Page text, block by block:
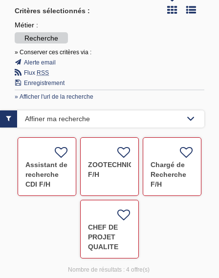
Critères sélectionnés :
Métier :
Recherche
» Conserver ces critères via :
Alerte email
Flux RSS
Enregistrement
» Afficher l'url de la recherche
Assistant de
recherche
CDI F/H
ZOOTECHNICIEN
F/H
Chargé de
Recherche
F/H
CHEF DE
PROJET
QUALITE
PHARMACEUTIQUE
Affiner ma recherche
Nombre de résultats : 4 offre(s)